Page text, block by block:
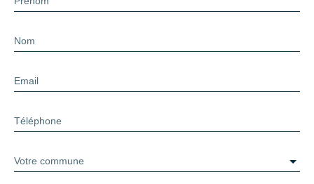
Nom
Email
Téléphone
Votre commune